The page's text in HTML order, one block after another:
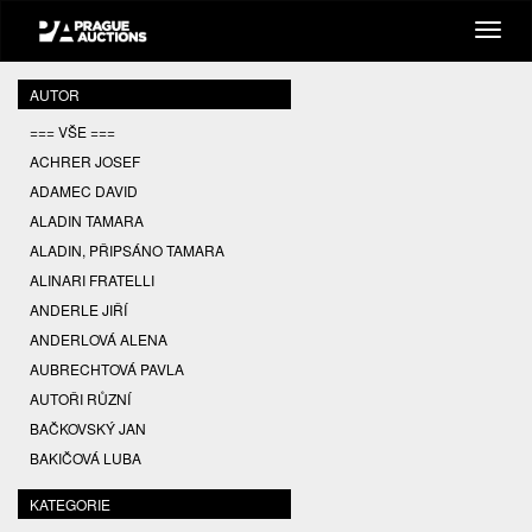
AUTOR
=== VŠE ===
ACHRER JOSEF
ADAMEC DAVID
ALADIN TAMARA
ALADIN, PŘIPSÁNO TAMARA
ALINARI FRATELLI
ANDERLE JIŘÍ
ANDERLOVÁ ALENA
AUBRECHTOVÁ PAVLA
AUTOŘI RŮZNÍ
BAČKOVSKÝ JAN
BAKIČOVÁ LUBA
BALCAR JIŘÍ
BALCAR KAREL
KATEGORIE